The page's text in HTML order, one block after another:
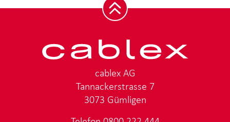
cablex AG
Tannackerstrasse 7
3073 Gümligen